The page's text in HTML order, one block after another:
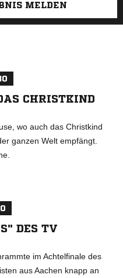
MELDEN
CHRISTKIND
wo auch das Christkind
ganzen Welt empfängt.
DES TV
im Achtelfinale des
aus Aachen knapp an